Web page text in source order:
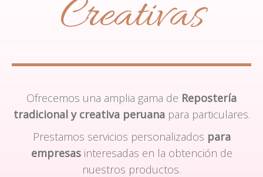
Creativas
Ofrecemos una amplia gama de Repostería
tradicional y creativa peruanapara particulares.
Prestamos servicios personalizados para
empresasinteresadas en la obtención de
nuestros productos.